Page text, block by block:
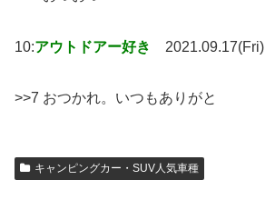
10:アウトドアー好き 2021.09.17(Fri)
>>7 おつかれ。いつもありがと
キャンピングカー・SUV人気車種